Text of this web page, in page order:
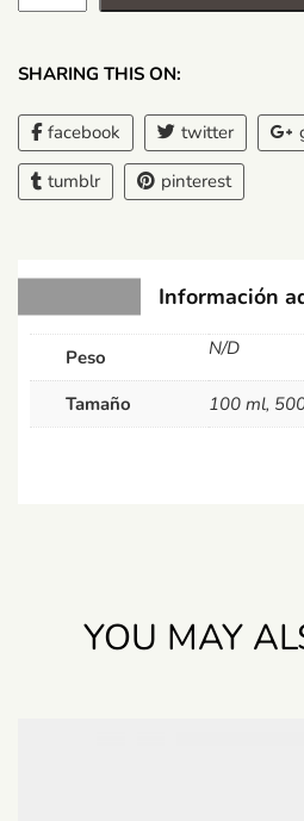
SHARING THIS ON:
facebook twitter
tumblr pinterest
Información
Peso N/D
Tamaño 100 ml,
YOU MAY